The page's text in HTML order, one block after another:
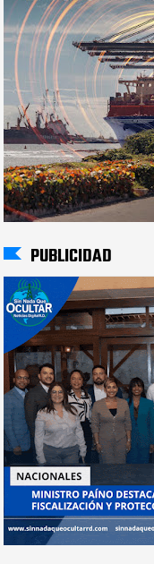
PUBLICIDAD